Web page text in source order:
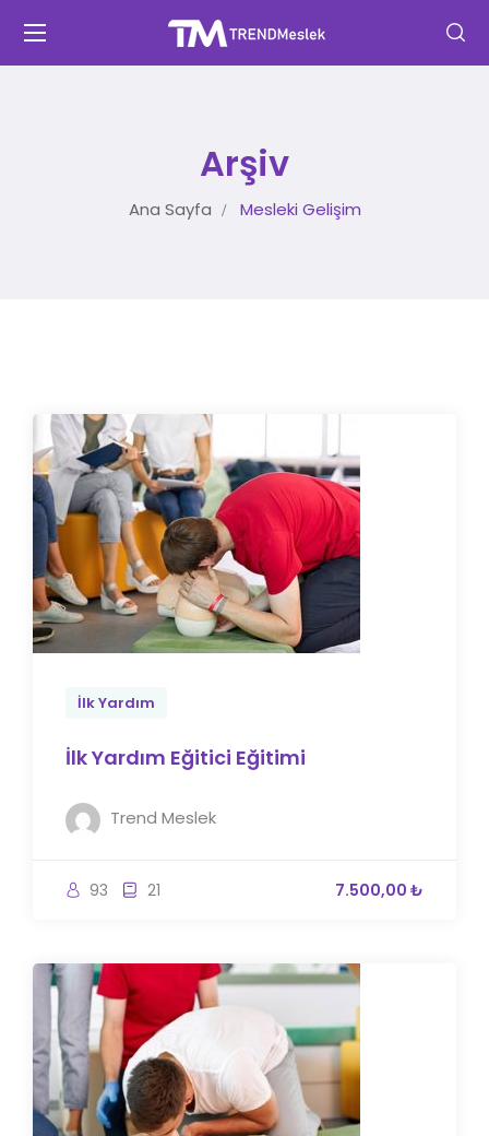
Arşiv
Ana Sayfa Mesleki Gelişim
İlk Yardım
İlk Yardım Eğitici Eğitimi
Trend Meslek
93 21 7.500,00 ₺